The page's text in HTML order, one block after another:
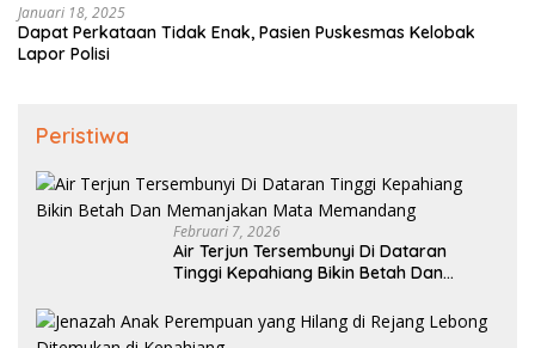
Januari 18, 2025
Dapat Perkataan Tidak Enak, Pasien Puskesmas Kelobak
Lapor Polisi
Peristiwa
Februari 7, 2026
Air Terjun Tersembunyi Di Dataran
Tinggi Kepahiang Bikin Betah Dan